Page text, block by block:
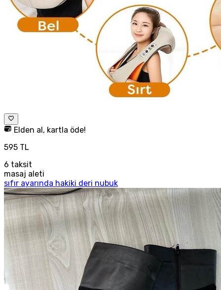
Elden al, kartla öde!
595 TL
6 taksit
masaj aleti
sıfır ayarında hakiki deri nubuk